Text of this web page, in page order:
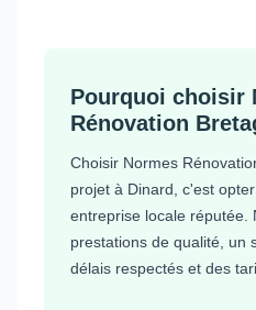
Pourquoi choisir
Rénovation
Choisir Normes
projet à Dinard, c'est
entreprise locale réputée.
prestations de qualité, un
délais respectés et des